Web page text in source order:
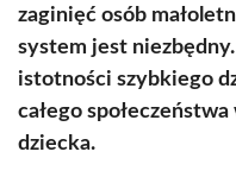
zaginięć osób
system jest
istotności szybkiego
całego
dziecka.